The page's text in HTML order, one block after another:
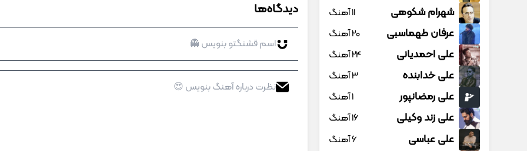
دیدگاه‌ها شهرام شکوهی 11 آهنگ
عرفان طهماسبی 20 آهنگ
علی احمدیانی 24 آهنگ
علی خدابنده 3 آهنگ
علی رمضانپور 1 آهنگ
علی زند وکیلی 16 آهنگ
علی عباسی 6 آهنگ